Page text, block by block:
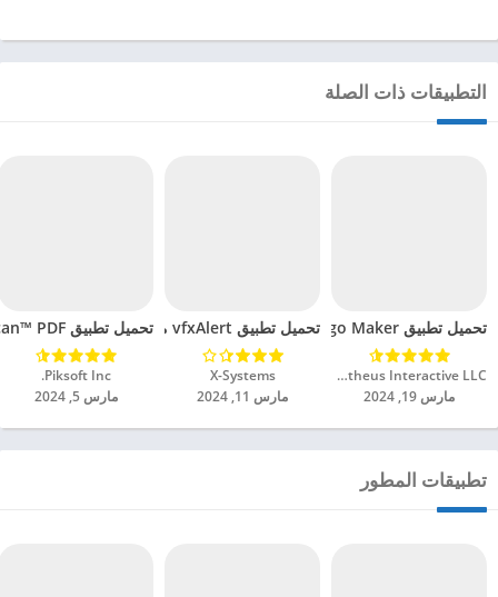
التطبيقات ذات الصلة
تحميل تطبيق Logo Maker مهكر للاندرويد 2024
Prometheus Interactive LLC‏
مارس 19, 2024
تحميل تطبيق vfxAlert مهكر للاندرويد 2024
X-Systems‏
مارس 11, 2024
تحميل تطبيق TurboScan™ PDF مهكر للاندرويد 2024
Piksoft Inc.‏
مارس 5, 2024
تطبيقات المطور